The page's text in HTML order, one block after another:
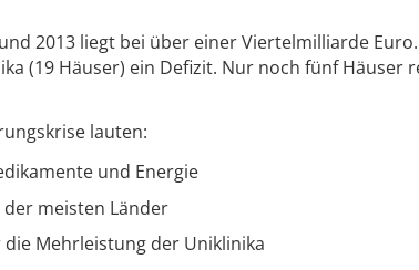
2013 liegt bei über einer Viertelmilliarde
(19 Häuser) ein Defizit. Nur noch fünf Häuser
lauten:
und Energie
meisten Länder
Mehrleistung der Uniklinika